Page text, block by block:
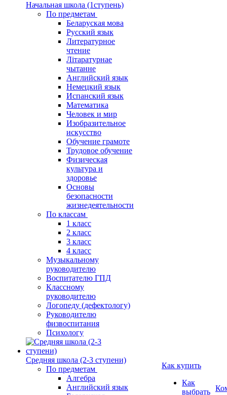
Начальная школа (1ступень)
По предметам
Беларуская мова
Русский язык
Литературное
чтение
Літаратурнае
чытанне
Английский язык
Немецкий язык
Испанский язык
Математика
Человек и мир
Изобразительное
искусство
Обучение грамоте
Трудовое обучение
Физическая
культура и
здоровье
Основы
безопасности
жизнедеятельности
По классам
1 класс
2 класс
3 класс
4 класс
Музыкальному
руководителю
Воспитателю ГПД
Классному
руководителю
Логопеду (дефектологу)
Руководителю
физвоспитания
Психологу
Средняя школа (2-3 ступени)
По предметам
Алгебра
Английский язык
Как купить
Как
выбрать